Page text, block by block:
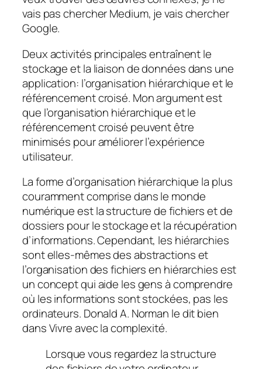
vais pas chercher Medium, je vais chercher
Google.
Deux activités principales entraînent le
stockage et la liaison de données dans une
application: l’organisation hiérarchique et le
référencement croisé. Mon argument est
que l’organisation hiérarchique et le
référencement croisé peuvent être
minimisés pour améliorer l’expérience
utilisateur.
La forme d’organisation hiérarchique la plus
couramment comprise dans le monde
numérique est la structure de fichiers et de
dossiers pour le stockage et la récupération
d’informations. Cependant, les hiérarchies
sont elles-mêmes des abstractions et
l’organisation des fichiers en hiérarchies est
un concept qui aide les gens à comprendre
où les informations sont stockées, pas les
ordinateurs. Donald A. Norman le dit bien
dans Vivre avec la complexité.
Lorsque vous regardez la structure